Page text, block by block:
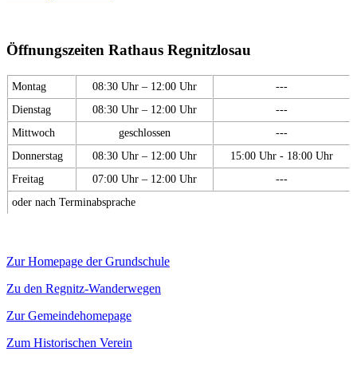
Öffnungszeiten Rathaus Regnitzlosau
Montag 08:30 Uhr – 12:00 Uhr
---
Dienstag
08:30 Uhr – 12:00 Uhr
---
Mittwoch
geschlossen
---
Donnerstag
08:30 Uhr – 12:00 Uhr
15:00 Uhr - 18:00 Uhr
Freitag
07:00 Uhr – 12:00 Uhr
---
oder nach Terminabsprache
Zur Homepage der Grundschule
Zu den Regnitz-Wanderwegen
Zur Gemeindehomepage
Zum Historischen Verein